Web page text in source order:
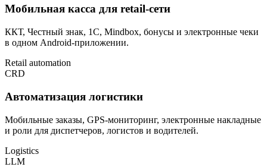
Мобильная касса для retail-сети
ККТ, Честный знак, 1С, Mindbox, бонусы и электронные чеки
в одном Android-приложении.
Retail automation
CRD
Автоматизация логистики
Мобильные заказы, GPS-мониторинг, электронные накладные
и роли для диспетчеров, логистов и водителей.
Logistics
LLM